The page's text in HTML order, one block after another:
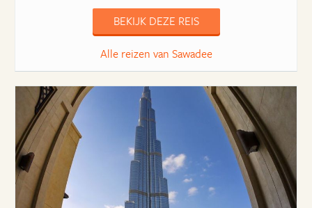
BEKIJK DEZE REIS
Alle reizen van Sawadee